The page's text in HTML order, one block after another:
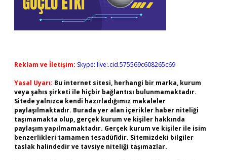
Reklam ve İletişim: Skype: live:.cid.575569c608265c69
Yasal Uyarı: Bu internet sitesi, herhangi bir marka, kurum
veya şahıs şirketi ile hiçbir bağlantısı bulunmamaktadır.
Sitede yalnızca kendi hazırladığımız makaleler
paylaşılmaktadır. Burada yer alan içerikler haber niteliği
taşımamakta olup, gerçek kurum ve kişiler hakkında
paylaşım yapılmamaktadır. Gerçek kurum ve kişiler ile isim
benzerlikleri tamamen tesadüfidir. Sitemizdeki bilgiler
taslak halindedir ve tavsiye niteliği taşımazlar.